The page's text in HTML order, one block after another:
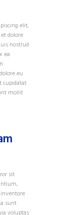
elit,
dolore
nostrud
ea
eu
cupidatat
mollit
sit
sunt
voluptas